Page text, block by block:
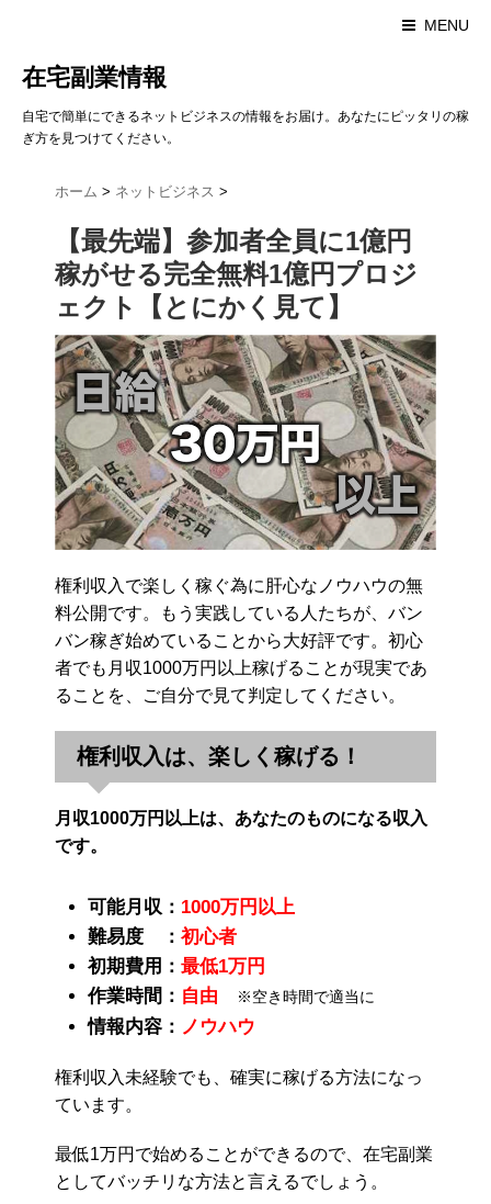
MENU
在宅副業情報
自宅で簡単にできるネットビジネスの情報をお届け。あなたにピッタリの稼
ぎ方を見つけてください。
ホーム > ネットビジネス >
【最先端】参加者全員に1億円
稼がせる完全無料1億円プロジ
ェクト【とにかく見て】
権利収入で楽しく稼ぐ為に肝心なノウハウの無
料公開です。もう実践している人たちが、バン
バン稼ぎ始めていることから大好評です。初心
者でも月収1000万円以上稼げることが現実であ
ることを、ご自分で見て判定してください。
権利収入は、楽しく稼げる！
月収1000万円以上は、あなたのものになる収入
です。
可能月収： 1000万円以上
難易度 ： 初心者
初期費用： 最低1万円
作業時間： 自由 ※空き時間で適当に
情報内容： ノウハウ
権利収入未経験でも、確実に稼げる方法になっ
ています。
最低1万円で始めることができるので、在宅副業
としてバッチリな方法と言えるでしょう。